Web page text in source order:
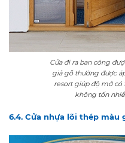
Cửa đi ra ban công
giả gỗ thường được
resort giúp độ mở có
không tốn
6.4. Cửa nhựa lõi thép màu